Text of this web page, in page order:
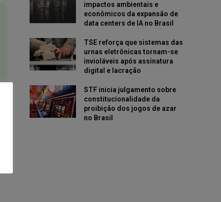
impactos ambientais e
econômicos da expansão de
data centers de IA no Brasil
TSE reforça que sistemas das
urnas eletrônicas tornam-se
invioláveis após assinatura
digital e lacração
STF inicia julgamento sobre
constitucionalidade da
proibição dos jogos de azar
no Brasil